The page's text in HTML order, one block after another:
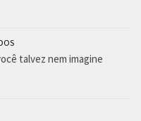
talvez nem imagine